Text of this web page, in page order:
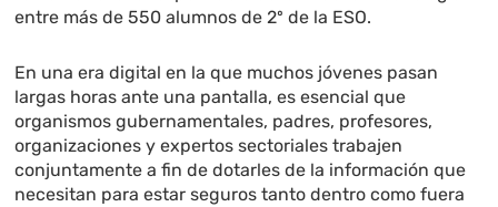
entre más de 550 alumnos de 2º de la ESO.
En una era digital en la que muchos jóvenes pasan
largas horas ante una pantalla, es esencial que
organismos gubernamentales, padres, profesores,
organizaciones y expertos sectoriales trabajen
conjuntamente a fin de dotarles de la información que
necesitan para estar seguros tanto dentro como fuera